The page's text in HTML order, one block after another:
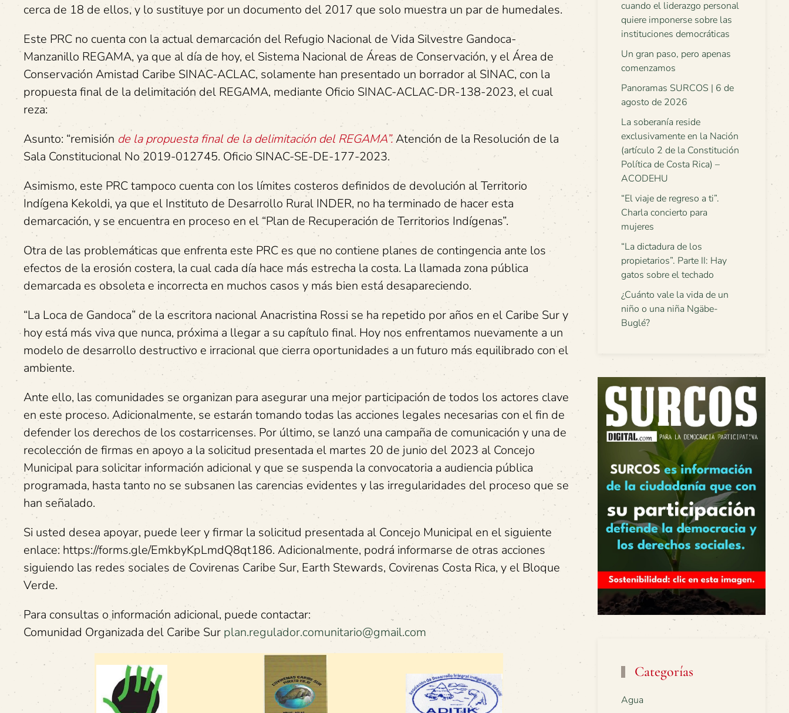
cerca de 18 de ellos, y lo sustituye por un documento del 2017 que solo muestra un par de humedales.
Este PRC no cuenta con la actual demarcación del Refugio Nacional de Vida Silvestre Gandoca-
Manzanillo REGAMA, ya que al día de hoy, el Sistema Nacional de Áreas de Conservación, y el Área de
Conservación Amistad Caribe SINAC-ACLAC, solamente han presentado un borrador al SINAC, con la
propuesta final de la delimitación del REGAMA, mediante Oficio SINAC-ACLAC-DR-138-2023, el cual
reza:
Asunto: “remisión de la propuesta final de la delimitación del REGAMA”.Atención de la Resolución de la
Sala Constitucional No 2019-012745. Oficio SINAC-SE-DE-177-2023.
Asimismo, este PRC tampoco cuenta con los límites costeros definidos de devolución al Territorio
Indígena Kekoldi, ya que el Instituto de Desarrollo Rural INDER, no ha terminado de hacer esta
demarcación, y se encuentra en proceso en el “Plan de Recuperación de Territorios Indígenas”.
Otra de las problemáticas que enfrenta este PRC es que no contiene planes de contingencia ante los
efectos de la erosión costera, la cual cada día hace más estrecha la costa. La llamada zona pública
demarcada es obsoleta e incorrecta en muchos casos y más bien está desapareciendo.
“La Loca de Gandoca” de la escritora nacional Anacristina Rossi se ha repetido por años en el Caribe Sur y
hoy está más viva que nunca, próxima a llegar a su capítulo final. Hoy nos enfrentamos nuevamente a un
modelo de desarrollo destructivo e irracional que cierra oportunidades a un futuro más equilibrado con el
ambiente.
Ante ello, las comunidades se organizan para asegurar una mejor participación de todos los actores clave
en este proceso. Adicionalmente, se estarán tomando todas las acciones legales necesarias con el fin de
defender los derechos de los costarricenses. Por último, se lanzó una campaña de comunicación y una de
recolección de firmas en apoyo a la solicitud presentada el martes 20 de junio del 2023 al Concejo
Municipal para solicitar información adicional y que se suspenda la convocatoria a audiencia pública
programada, hasta tanto no se subsanen las carencias evidentes y las irregularidades del proceso que se
han señalado.
Si usted desea apoyar, puede leer y firmar la solicitud presentada al Concejo Municipal en el siguiente
enlace: https://forms.gle/EmkbyKpLmdQ8qt186. Adicionalmente, podrá informarse de otras acciones
siguiendo las redes sociales de Covirenas Caribe Sur, Earth Stewards, Covirenas Costa Rica, y el Bloque
Verde.
Para consultas o información adicional, puede contactar:
Comunidad Organizada del Caribe Sur plan.regulador.comunitario@gmail.com
cuando el liderazgo personal
quiere imponerse sobre las
instituciones democráticas
Un gran paso, pero apenas
comenzamos
Panoramas SURCOS | 6 de
agosto de 2026
La soberanía reside
exclusivamente en la Nación
(artículo 2 de la Constitución
Política de Costa Rica) –
ACODEHU
“El viaje de regreso a ti”.
Charla concierto para
mujeres
“La dictadura de los
propietarios”. Parte II: Hay
gatos sobre el techado
¿Cuánto vale la vida de un
niño o una niña Ngäbe-
Buglé?
Categorías
Agua